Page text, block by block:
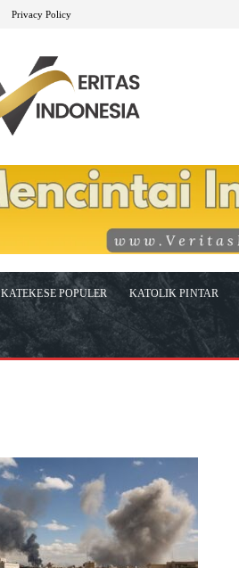
Privacy Policy
KATEKESE POPULER KATOLIK PINTAR